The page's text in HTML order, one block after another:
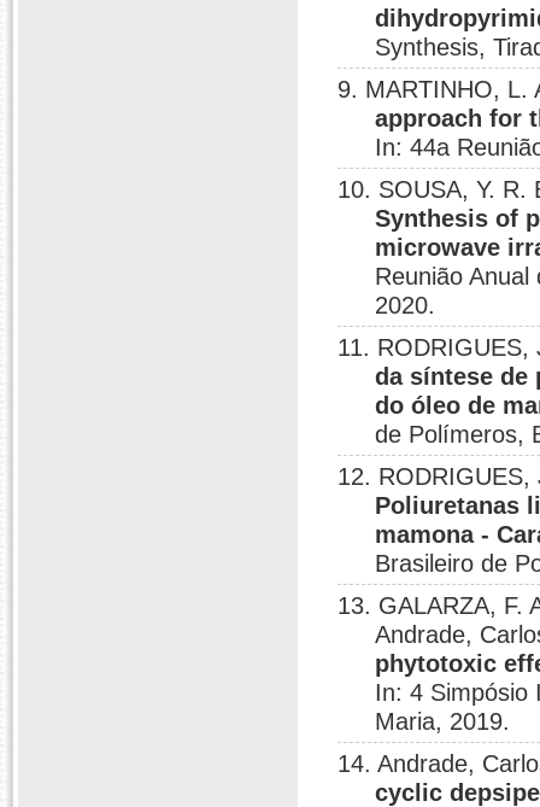
Synthesis,
9. MARTINHO, L.
approach for
In: 44a
10. SOUSA, Y. R.
Synthesis of
microwave
Reunião
2020.
11.
da síntese de
do óleo de
de Polímeros,
12.
Poliuretanas
mamona -
Brasileiro de
13. GALARZA, F.
Andrade,
phytotoxic
In: 4 Simpósio
Maria, 2019.
14. Andrade,
cyclic